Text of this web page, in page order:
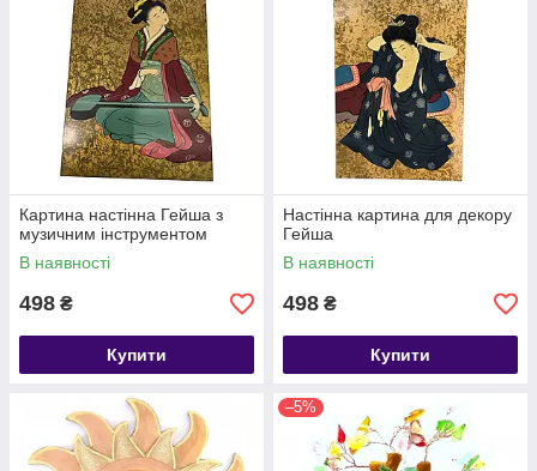
Картина настінна Гейша з
музичним інструментом
В наявності
498 ₴
Купити
Настінна картина для декору
Гейша
В наявності
498 ₴
Купити
–5%